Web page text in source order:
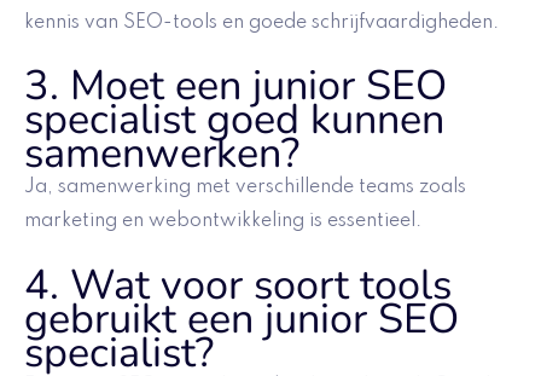
kennis van SEO-tools en goede schrijfvaardigheden.
3. Moet een junior SEO
specialist goed kunnen
samenwerken?
Ja, samenwerking met verschillende teams zoals
marketing en webontwikkeling is essentieel.
4. Wat voor soort tools
gebruikt een junior SEO
specialist?